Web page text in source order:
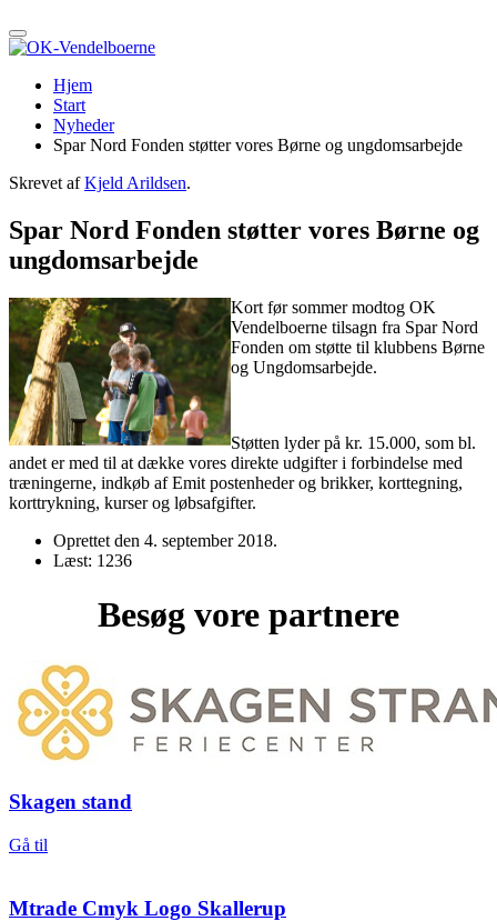
Hjem
Start
Nyheder
Spar Nord Fonden støtter vores Børne og ungdomsarbejde
Skrevet afKjeld Arildsen.
Spar Nord Fonden støtter vores Børne og
ungdomsarbejde
Kort før sommer modtog OK
Vendelboerne tilsagn fra Spar Nord
Fonden om støtte til klubbens Børne
og Ungdomsarbejde.
Støtten lyder på kr. 15.000, som bl.
andet er med til at dække vores direkte udgifter i forbindelse med
træningerne, indkøb af Emit postenheder og brikker, korttegning,
korttrykning, kurser og løbsafgifter.
Oprettet den 4. september 2018.
Læst: 1236
Besøg vore partnere
Skagen stand
Gå til
Mtrade Cmyk Logo Skallerup